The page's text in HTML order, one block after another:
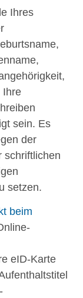
Ihres
Ihre
sein. Es
der
schriftlichen
setzen.
beim
eID-Karte